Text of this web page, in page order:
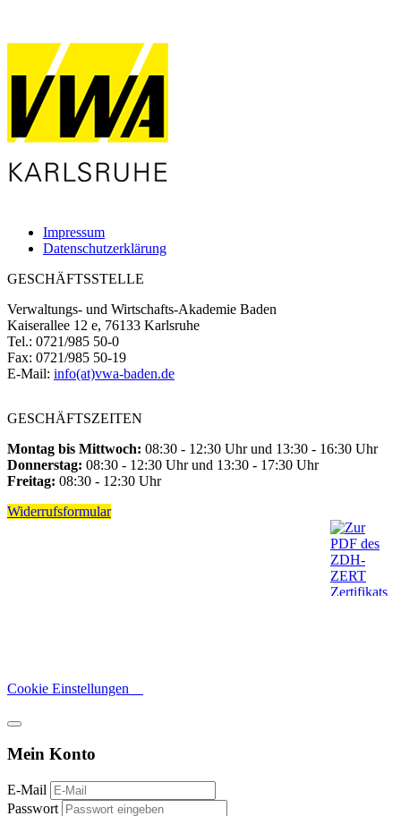
Impressum
Datenschutzerklärung
GESCHÄFTSSTELLE
Verwaltungs- und Wirtschafts-Akademie Baden
Kaiserallee 12 e, 76133 Karlsruhe
Tel.: 0721/985 50-0
Fax: 0721/985 50-19
E-Mail: info(at)vwa-baden.de
GESCHÄFTSZEITEN
Montag bis Mittwoch: 08:30 - 12:30 Uhr und 13:30 - 16:30 Uhr
Donnerstag: 08:30 - 12:30 Uhr und 13:30 - 17:30 Uhr
Freitag: 08:30 - 12:30 Uhr
Widerrufsformular
Cookie Einstellungen
Mein Konto
E-Mail
Passwort